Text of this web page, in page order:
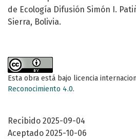
Recibido 2025-09-04
Aceptado 2025-10-06
de Ecología Difusión Simón I.
Sierra, Bolivia.
Esta obra está bajo licencia
Reconocimiento 4.0.